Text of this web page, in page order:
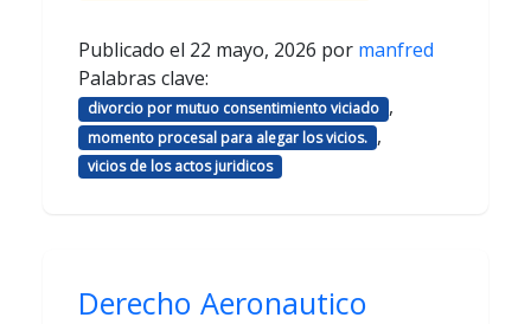
Publicado el 22 mayo, 2026 por manfred
Palabras clave:
divorcio por mutuo consentimiento viciado ,
momento procesal para alegar los vicios. ,
vicios de los actos juridicos
Derecho Aeronautico